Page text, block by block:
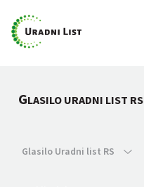
GLASILO URADNI LIST RS
Glasilo Uradni list RS